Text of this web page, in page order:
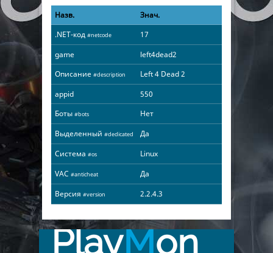
Назв.
Знач.
.NET-код #netcode
17
game
left4dead2
Описание #description
Left 4 Dead 2
appid
550
Боты #bots
Нет
Выделенный #dedicated
Да
Система #os
Linux
VAC #anticheat
Да
Версия #version 2.2.4.3
PlayMon